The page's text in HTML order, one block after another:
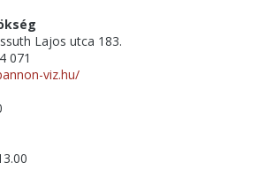
Lajos utca 183.
071
viz.hu/